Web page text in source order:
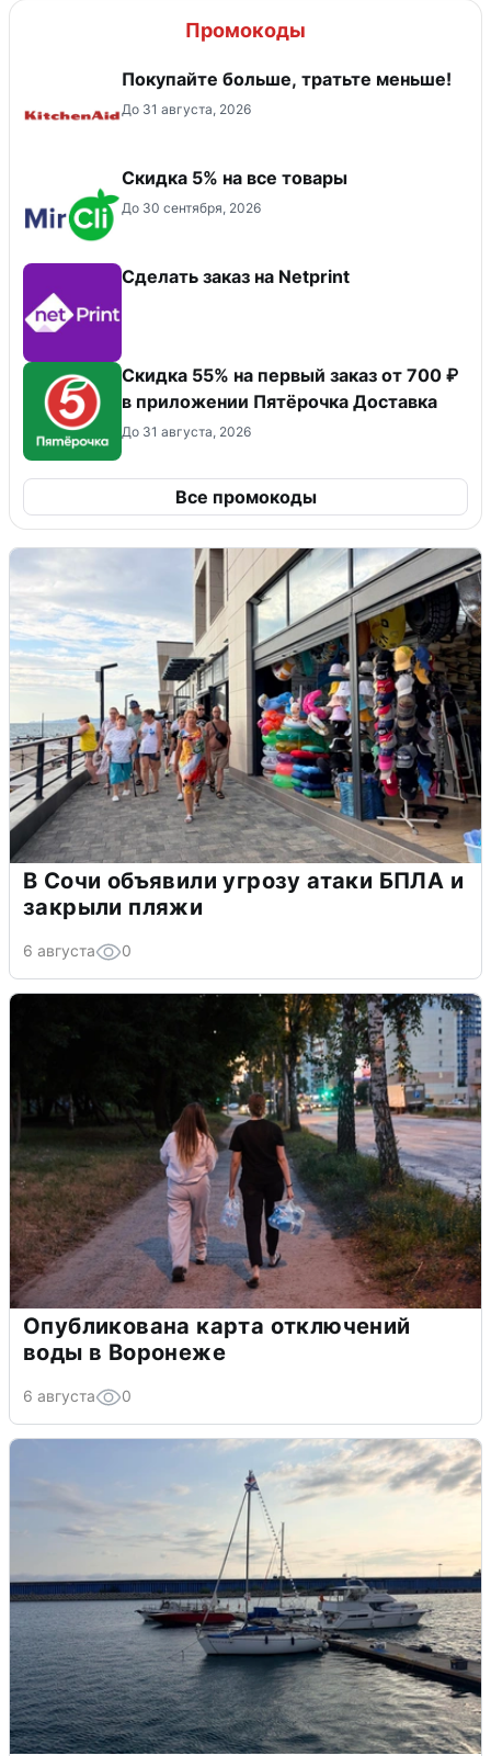
Промокоды
Покупайте больше, тратьте меньше!
До 31 августа, 2026
Скидка 5% на все товары
До 30 сентября, 2026
Сделать заказ на Netprint
Скидка 55% на первый заказ от 700 ₽
в приложении Пятёрочка Доставка
До 31 августа, 2026
Все промокоды
В Сочи объявили угрозу атаки БПЛА и
закрыли пляжи
6 августа 0
Опубликована карта отключений
воды в Воронеже
6 августа 0